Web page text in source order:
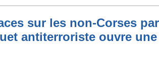
sur les non-Corses
antiterroriste ouvre